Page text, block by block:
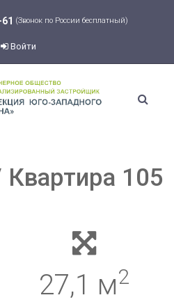
(Звонок по России бесплатный)
Войти
Квартира 105
27,1 м2